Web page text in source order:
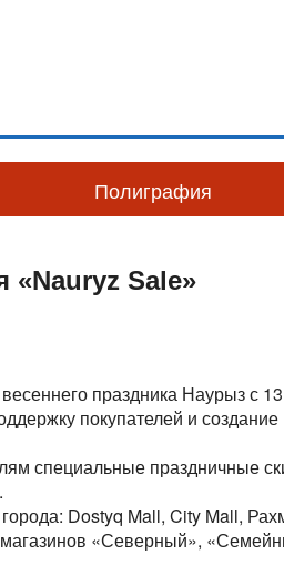
Полиграфия
«Nauryz Sale»
праздника Наурыз с
покупателей и
специальные праздничные
Dostyq Mall, City Mall,
магазинов «Северный»,